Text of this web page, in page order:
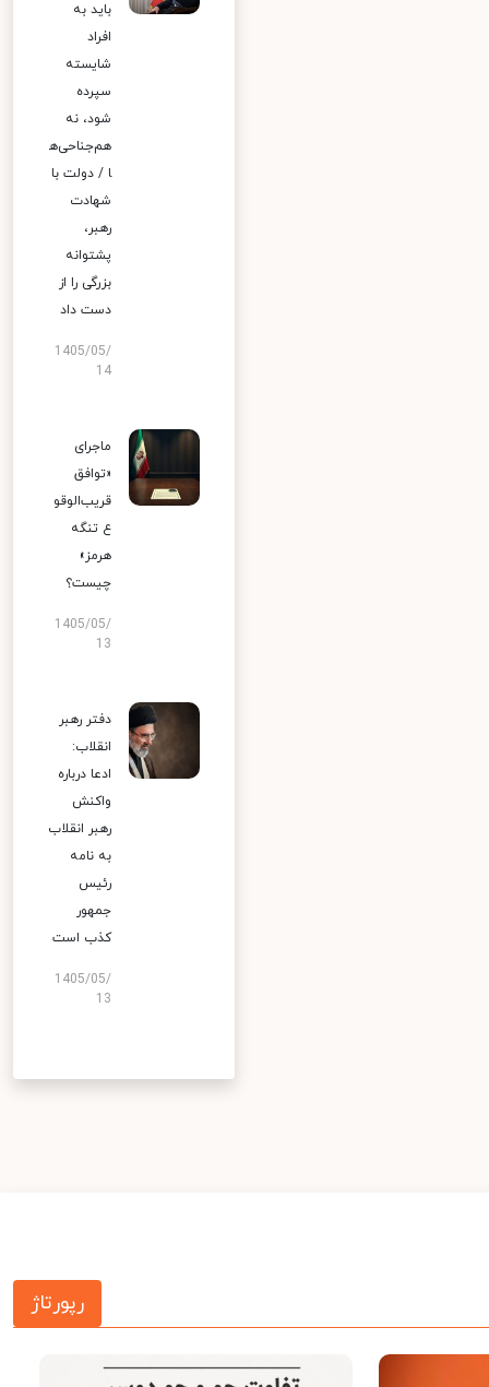
باید به
افراد
شایسته
سپرده
شود، نه
هم‌جناحی‌ه
ا / دولت با
شهادت
رهبر،
پشتوانه
بزرگی را از
دست داد
1405/05/
14
ماجرای
«توافق
قریب‌الوقو
ع تنگه
هرمز»
چیست؟
1405/05/
13
دفتر رهبر
انقلاب:
ادعا درباره
واکنش
رهبر انقلاب
به نامه
رئیس
جمهور
کذب است
1405/05/
13
رپورتاژ